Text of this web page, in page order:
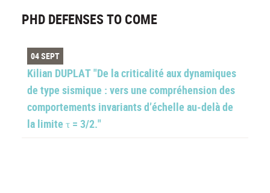
PHD DEFENSES TO COME
04 SEPT
Kilian DUPLAT "De la criticalité aux dynamiques
de type sismique : vers une compréhension des
comportements invariants d’échelle au-delà de
la limite τ = 3/2."